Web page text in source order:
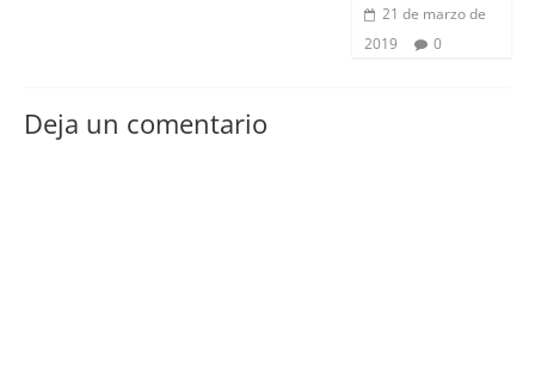
21 de marzo de
2019
0
Deja un comentario